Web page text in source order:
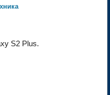
S2 Plus.